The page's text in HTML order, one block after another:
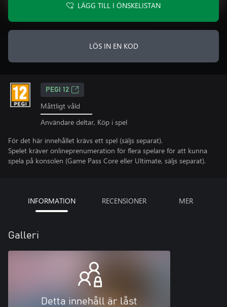
LÄGG TILL I ÖNSKELISTAN
LÖS IN EN KOD
PEGI 12
Måttligt våld
Användare deltar, Köp i spel
För det här innehållet krävs ett spel (säljs separat).
Spelet kräver onlineprenumeration för flera spelare för att kunna
spela på konsolen (Game Pass Core eller Ultimate, säljs separat).
INFORMATION RECENSIONER MER
Galleri
Detta innehåll är låst